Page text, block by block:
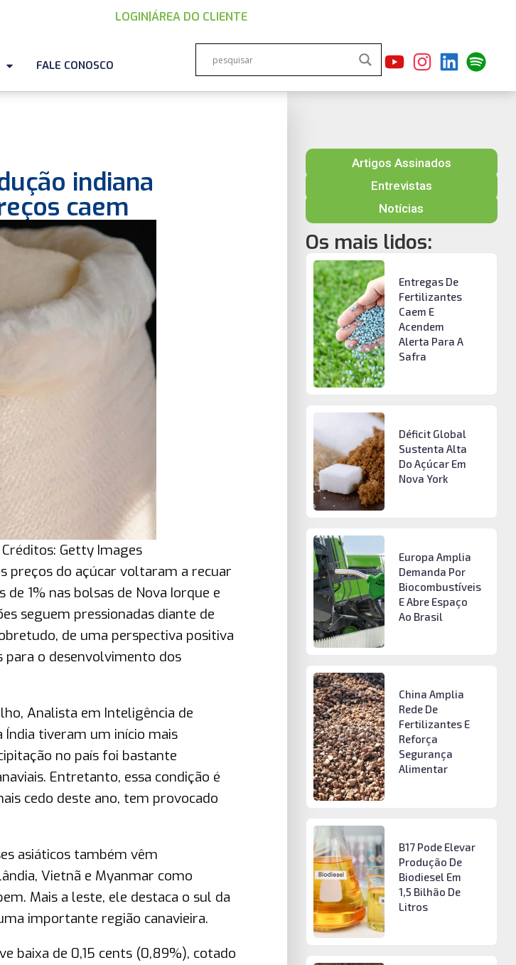
LOGIN |ÁREA DO CLIENTE
FALE CONOSCO
indiana
caem
Getty Images
preços do açúcar voltaram a recuar
1% nas bolsas de Nova Iorque e
seguem pressionadas diante de
de uma perspectiva positiva
para o desenvolvimento dos
Analista em Inteligência de
Índia tiveram um início mais
no país foi bastante
Entretanto, essa condição é
cedo deste ano, tem provocado
asiáticos também vêm
Vietnã e Myanmar como
Mais a leste, ele destaca o sul da
importante região canavieira.
baixa de 0,15 cents (0,89%), cotado
Artigos Assinados
Entrevistas
Notícias
Os mais lidos:
Entregas De
Fertilizantes
Caem E
Acendem
Alerta Para A
Safra
Déficit Global
Sustenta Alta
Do Açúcar Em
Nova York
Europa Amplia
Demanda Por
Biocombustíveis
E Abre Espaço
Ao Brasil
China Amplia
Rede De
Fertilizantes E
Reforça
Segurança
Alimentar
B17 Pode Elevar
Produção De
Biodiesel Em
1,5 Bilhão De
Litros